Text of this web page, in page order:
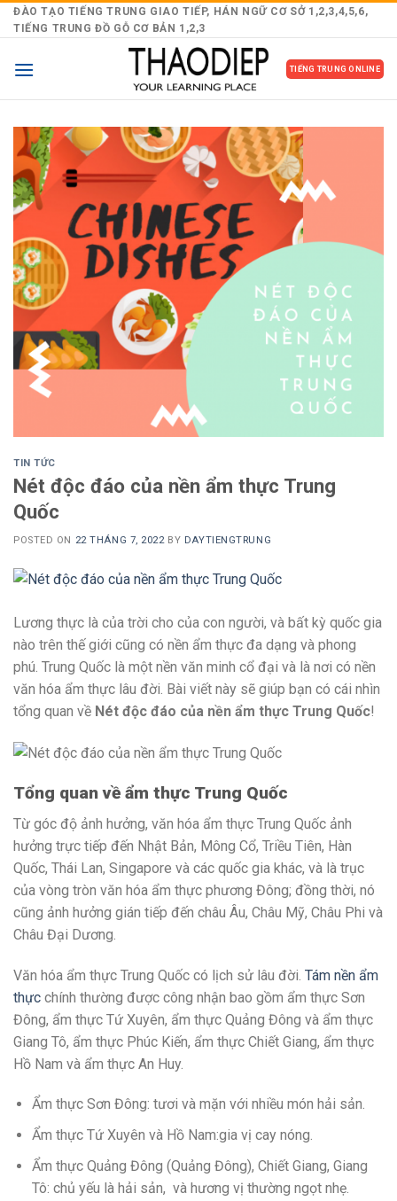
SkipĐÀO TẠO TIẾNG TRUNG GIAO TIẾP, HÁN NGỮ CƠ SỞ 1,2,3,4,5,6,
TIẾNG TRUNG ĐỒ GỖ CƠ BẢN 1,2,3
TIẾNG TRUNG ONLINE
TIN TỨC
Nét độc đáo của nền ẩm thực Trung
Quốc
POSTED ON 22 THÁNG 7, 2022BY DAYTIENGTRUNG
Lương thực là của trời cho của con người, và bất kỳ quốc gia
nào trên thế giới cũng có nền ẩm thực đa dạng và phong
phú. Trung Quốc là một nền văn minh cổ đại và là nơi có nền
văn hóa ẩm thực lâu đời. Bài viết này sẽ giúp bạn có cái nhìn
tổng quan về Nét độc đáo của nền ẩm thực Trung Quốc!
Tổng quan về ẩm thực Trung Quốc
Từ góc độ ảnh hưởng, văn hóa ẩm thực Trung Quốc ảnh
hưởng trực tiếp đến Nhật Bản, Mông Cổ, Triều Tiên, Hàn
Quốc, Thái Lan, Singapore và các quốc gia khác, và là trục
của vòng tròn văn hóa ẩm thực phương Đông; đồng thời, nó
cũng ảnh hưởng gián tiếp đến châu Âu, Châu Mỹ, Châu Phi và
Châu Đại Dương.
Văn hóa ẩm thực Trung Quốc có lịch sử lâu đời. Tám nền ẩm
thực chính thường được công nhận bao gồm ẩm thực Sơn
Đông, ẩm thực Tứ Xuyên, ẩm thực Quảng Đông và ẩm thực
Giang Tô, ẩm thực Phúc Kiến, ẩm thực Chiết Giang, ẩm thực
Hồ Nam và ẩm thực An Huy.
Ẩm thực Sơn Đông: tươi và mặn với nhiều món hải sản.
Ẩm thực Tứ Xuyên và Hồ Nam:gia vị cay nóng.
Ẩm thực Quảng Đông (Quảng Đông), Chiết Giang, Giang
Tô: chủ yếu là hải sản, và hương vị thường ngọt nhẹ.